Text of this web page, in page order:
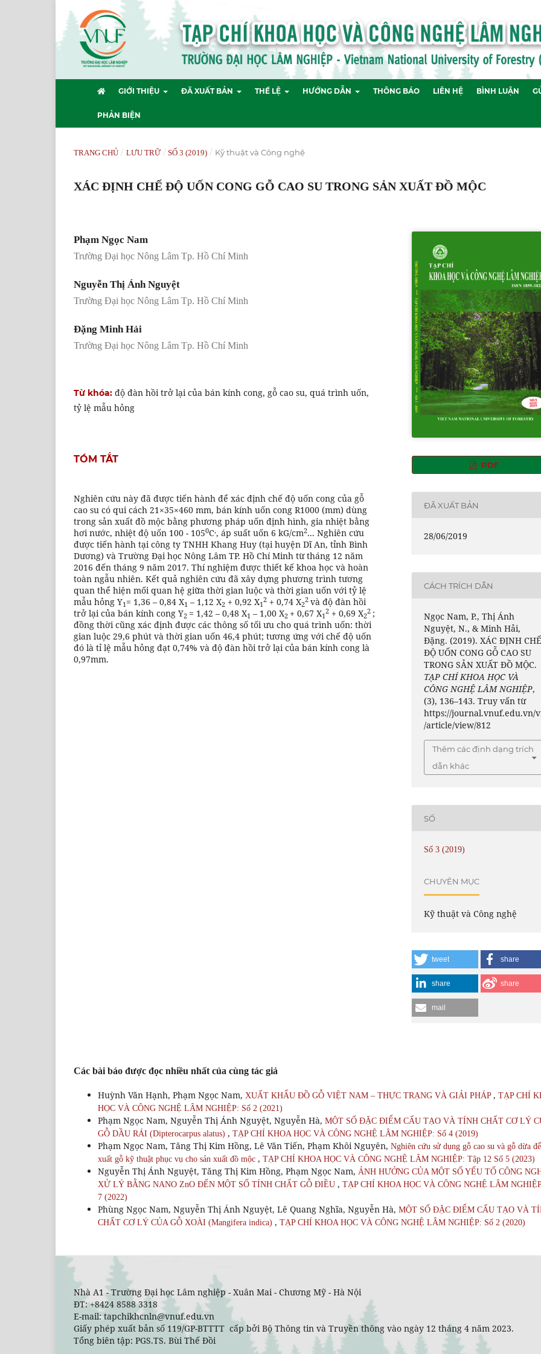
GIỚI THIỆU ĐÃ XUẤT BẢN THỂ LỆ HƯỚNG DẪN THÔNG BÁO LIÊN HỆ BÌNH LUẬN
PHẢN BIỆN
TRANG CHỦ / LƯU TRỮ / SỐ 3 (2019) / Kỹ thuật và Công nghệ
XÁC ĐỊNH CHẾ ĐỘ UỐN CONG GỖ CAO SU TRONG SẢN XUẤT ĐỒ MỘC
Phạm Ngọc Nam
Trường Đại học Nông Lâm Tp. Hồ Chí Minh
Nguyễn Thị Ánh Nguyệt
Trường Đại học Nông Lâm Tp. Hồ Chí Minh
Đặng Minh Hải
Trường Đại học Nông Lâm Tp. Hồ Chí Minh
Từ khóa: độ đàn hồi trở lại của bán kính cong, gỗ cao su, quá trình uốn,
tỷ lệ mẫu hỏng
TÓM TẮT
Nghiên cứu này đã được tiến hành để xác định chế độ uốn cong của gỗ
cao su có qui cách 21×35×460 mm, bán kính uốn cong R1000 (mm) dùng
trong sản xuất đồ mộc bằng phương pháp uốn định hình, gia nhiệt bằng
hơi nước, nhiệt độ uốn 100 - 1050C,, áp suất uốn 6 kG/cm2... Nghiên cứu
được tiến hành tại công ty TNHH Khang Huy (tại huyện Dĩ An, tỉnh Bình
Dương) và Trường Đại học Nông Lâm TP. Hồ Chí Minh từ tháng 12 năm
2016 đến tháng 9 năm 2017. Thí nghiệm được thiết kế khoa học và hoàn
toàn ngẫu nhiên. Kết quả nghiên cứu đã xây dựng phương trình tương
quan thể hiện mối quan hệ giữa thời gian luộc và thời gian uốn với tỷ lệ
mẫu hỏng Y1 = 1,36 – 0,84 X1 – 1,12 X2 + 0,92 X1
2 + 0,74 X2
2 và độ đàn hồi
trở lại của bán kính cong Y2 = 1,42 – 0,48 X1 – 1,00 X2 + 0,67 X1
2 + 0,69 X2
2 ;
đồng thời cũng xác định được các thông số tối ưu cho quá trình uốn: thời
gian luộc 29,6 phút và thời gian uốn 46,4 phút; tương ứng với chế độ uốn
đó là tỉ lệ mẫu hỏng đạt 0,74% và độ đàn hồi trở lại của bán kính cong là
0,97mm.
PDF
ĐÃ XUẤT BẢN
28/06/2019
CÁCH TRÍCH DẪN
Ngọc Nam, P., Thị Ánh
Nguyệt, N., & Minh Hải,
Đặng. (2019). XÁC ĐỊNH
ĐỘ UỐN CONG GỖ CAO SU
TRONG SẢN XUẤT ĐỒ MỘC.
TẠP CHÍ KHOA HỌC VÀ
CÔNG NGHỆ LÂM NGHIỆP,
(3), 136–143. Truy vấn từ
https://journal.vnuf.edu.vn/
/article/view/812
Thêm các định dạng trích
dẫn khác
SỐ
Số 3 (2019)
CHUYÊN MỤC
Kỹ thuật và Công nghệ
tweet share
share share
mail
Các bài báo được đọc nhiều nhất của cùng tác giả
Huỳnh Văn Hạnh, Phạm Ngọc Nam, XUẤT KHẨU ĐỒ GỖ VIỆT NAM – THỰC TRẠNG VÀ GIẢI PHÁP , TẠP CHÍ
HỌC VÀ CÔNG NGHỆ LÂM NGHIỆP: Số 2 (2021)
Phạm Ngọc Nam, Nguyễn Thị Ánh Nguyệt, Nguyễn Hà, MỘT SỐ ĐẶC ĐIỂM CẤU TẠO VÀ TÍNH CHẤT CƠ LÝ
GỖ DẦU RÁI (Dipterocarpus alatus) , TẠP CHÍ KHOA HỌC VÀ CÔNG NGHỆ LÂM NGHIỆP: Số 4 (2019)
Phạm Ngọc Nam, Tăng Thị Kim Hồng, Lê Văn Tiến, Phạm Khôi Nguyên, Nghiên cứu sử dụng gỗ cao su và gỗ dừa
xuất gỗ kỹ thuật phục vụ cho sản xuất đồ mộc , TẠP CHÍ KHOA HỌC VÀ CÔNG NGHỆ LÂM NGHIỆP: Tập 12 Số 5 (2023)
Nguyễn Thị Ánh Nguyệt, Tăng Thị Kim Hồng, Phạm Ngọc Nam, ẢNH HƯỞNG CỦA MỘT SỐ YẾU TỐ CÔNG
XỬ LÝ BẰNG NANO ZnO ĐẾN MỘT SỐ TÍNH CHẤT GỖ ĐIỀU , TẠP CHÍ KHOA HỌC VÀ CÔNG NGHỆ LÂM
7 (2022)
Phùng Ngọc Nam, Nguyễn Thị Ánh Nguyệt, Lê Quang Nghĩa, Nguyễn Hà, MỘT SỐ ĐẶC ĐIỂM CẤU TẠO VÀ
CHẤT CƠ LÝ CỦA GỖ XOÀI (Mangifera indica) , TẠP CHÍ KHOA HỌC VÀ CÔNG NGHỆ LÂM NGHIỆP: Số 2 (2020)
Nhà A1 - Trường Đại học Lâm nghiệp - Xuân Mai - Chương Mỹ - Hà Nội
ĐT: +8424 8588 3318
E-mail: tapchikhcnln@vnuf.edu.vn
Giấy phép xuất bản số 119/GP-BTTTT cấp bởi Bộ Thông tin và Truyền thông vào ngày 12 tháng 4 năm 2023.
Tổng biên tập: PGS.TS. Bùi Thế Đồi